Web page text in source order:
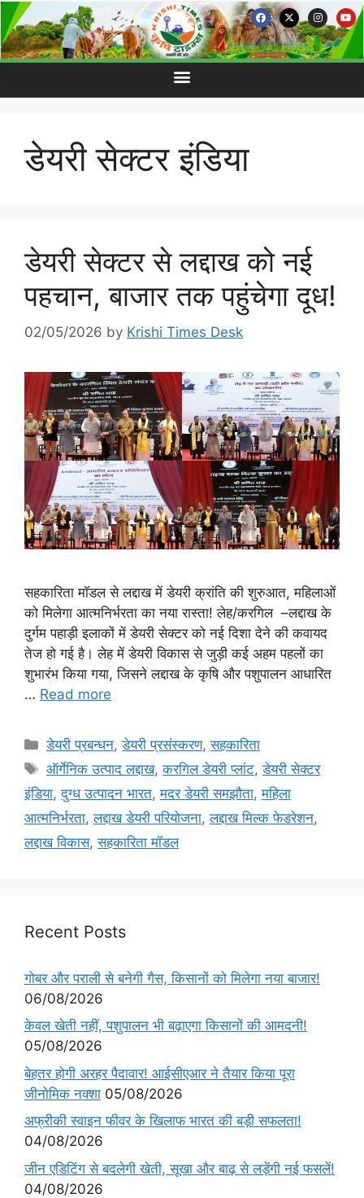
डेयरी सेक्टर इंडिया
डेयरी सेक्टर से लद्दाख को नई
पहचान, बाजार तक पहुंचेगा दूध!
02/05/2026 by Krishi Times Desk
सहकारिता मॉडल से लद्दाख में डेयरी क्रांति की शुरुआत, महिलाओं
को मिलेगा आत्मनिर्भरता का नया रास्ता! लेह/करगिल –लद्दाख के
दुर्गम पहाड़ी इलाकों में डेयरी सेक्टर को नई दिशा देने की कवायद
तेज हो गई है। लेह में डेयरी विकास से जुड़ी कई अहम पहलों का
शुभारंभ किया गया, जिसने लद्दाख के कृषि और पशुपालन आधारित
… Read more
डेयरी प्रबन्धन,डेयरी प्रसंस्करण,सहकारिता
ऑर्गेनिक उत्पाद लद्दाख,करगिल डेयरी प्लांट,डेयरी सेक्टर
इंडिया,दुग्ध उत्पादन भारत,मदर डेयरी समझौता,महिला
आत्मनिर्भरता,लद्दाख डेयरी परियोजना,लद्दाख मिल्क फेडरेशन,
लद्दाख विकास,सहकारिता मॉडल
Recent Posts
गोबर और पराली से बनेगी गैस, किसानों को मिलेगा नया बाजार!
06/08/2026
केवल खेती नहीं, पशुपालन भी बढ़ाएगा किसानों की आमदनी!
05/08/2026
बेहतर होगी अरहर पैदावार! आईसीएआर ने तैयार किया पूरा
जीनोमिक नक्शा 05/08/2026
अफ्रीकी स्वाइन फीवर के खिलाफ भारत की बड़ी सफलता!
04/08/2026
जीन एडिटिंग से बदलेगी खेती, सूखा और बाढ़ से लड़ेंगी नई फसलें!
04/08/2026